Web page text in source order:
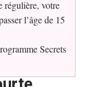
régulière, votre
l’âge de 15
Secrets